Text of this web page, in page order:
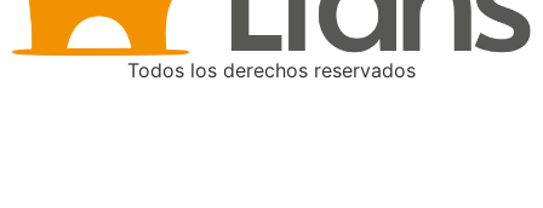
Todos los derechos reservados